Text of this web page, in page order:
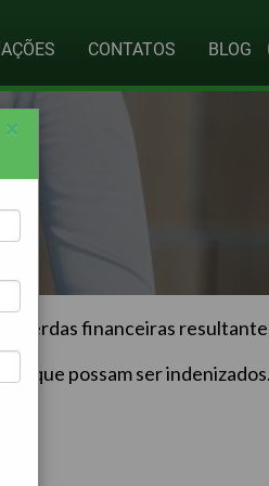
CONTATOS BLOG
perdas financeiras
que possam ser indenizados.
×